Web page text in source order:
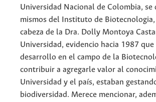
Universidad Nacional de Colombia,
mismos del Instituto de
cabeza de la Dra. Dolly Montoya
Universidad, evidencio hacia 1987
desarrollo en el campo de la
contribuir a agregarle valor al
Universidad y el país, estaban
biodiversidad. Merece mencionar,